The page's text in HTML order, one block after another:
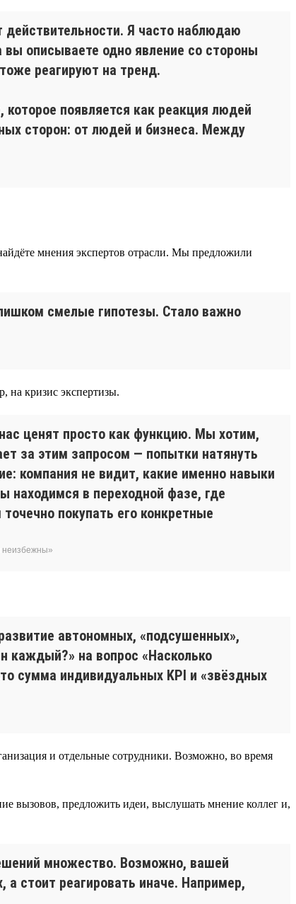
действительности. Я часто наблюдаю
описываете одно явление со стороны
реагируют на тренд.
появляется как реакция людей
сторон: от людей и бизнеса. Между
мнения экспертов отрасли. Мы предложили
смелые гипотезы. Стало важно
на кризис экспертизы.
ценят просто как функцию. Мы хотим,
за этим запросом — попытки натянуть
компания не видит, какие именно навыки
в переходной фазе, где
покупать его конкретные
неизбежны»
автономных, «подсушенных»,
каждый?» на вопрос «Насколько
сумма индивидуальных KPI и «звёздных
и отдельные сотрудники. Возможно, во время
вызовов, предложить идеи, выслушать мнение коллег и,
множество. Возможно, вашей
стоит реагировать иначе. Например,